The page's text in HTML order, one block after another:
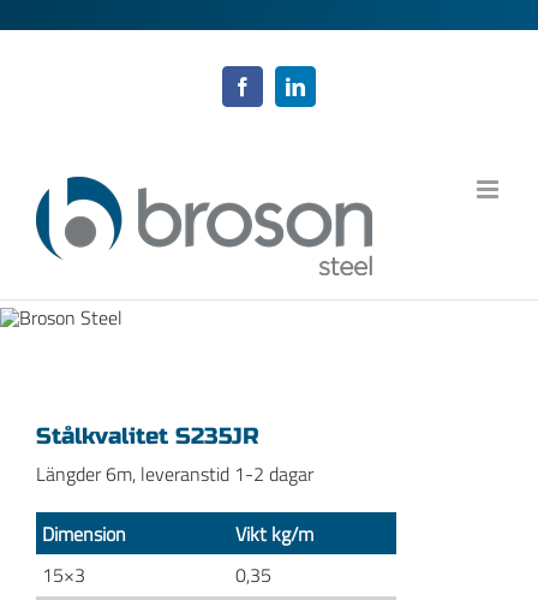
FacebookLinkedIn
Stålkvalitet S235JR
Längder 6m, leveranstid 1-2 dagar
Dimension
Vikt kg/m
15×3
0,35